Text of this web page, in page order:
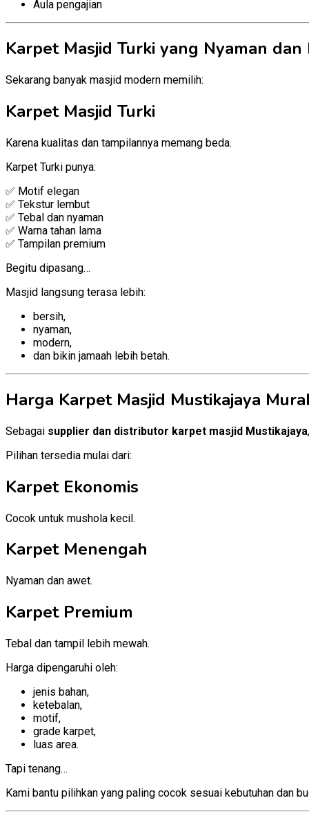
Aula pengajian
Karpet Masjid Turki yang Nyaman dan
Sekarang banyak masjid modern memilih:
Karpet Masjid Turki
Karena kualitas dan tampilannya memang beda.
Karpet Turki punya:
✅ Motif elegan
✅ Tekstur lembut
✅ Tebal dan nyaman
✅ Warna tahan lama
✅ Tampilan premium
Begitu dipasang…
Masjid langsung terasa lebih:
bersih,
nyaman,
modern,
dan bikin jamaah lebih betah.
Harga Karpet Masjid Mustikajaya
Sebagai supplier dan distributor karpet masjid Mustikajaya
Pilihan tersedia mulai dari:
Karpet Ekonomis
Cocok untuk mushola kecil.
Karpet Menengah
Nyaman dan awet.
Karpet Premium
Tebal dan tampil lebih mewah.
Harga dipengaruhi oleh:
jenis bahan,
ketebalan,
motif,
grade karpet,
luas area.
Tapi tenang…
Kami bantu pilihkan yang paling cocok sesuai kebutuhan dan